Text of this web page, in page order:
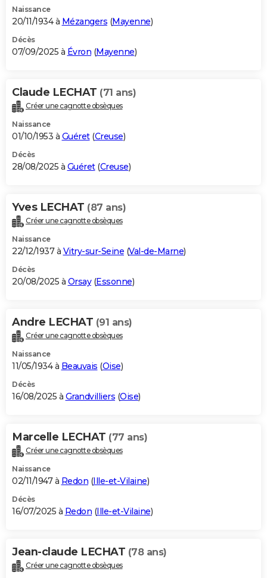
Naissance
20/11/1934 à Mézangers (Mayenne)
Décès
07/09/2025 à Évron (Mayenne)
Claude LECHAT (71 ans)
Créer une cagnotte obsèques
Naissance
01/10/1953 à Guéret(Creuse)
Décès
28/08/2025 à Guéret(Creuse)
Yves LECHAT (87 ans)
Créer une cagnotte obsèques
Naissance
22/12/1937 à Vitry-sur-Seine (Val-de-Marne)
Décès
20/08/2025 à Orsay(Essonne)
Andre LECHAT (91 ans)
Créer une cagnotte obsèques
Naissance
11/05/1934 à Beauvais (Oise)
Décès
16/08/2025 à Grandvilliers (Oise)
Marcelle LECHAT (77 ans)
Créer une cagnotte obsèques
Naissance
02/11/1947 à Redon (Ille-et-Vilaine)
Décès
16/07/2025 à Redon (Ille-et-Vilaine)
Jean-claude LECHAT (78 ans)
Créer une cagnotte obsèques